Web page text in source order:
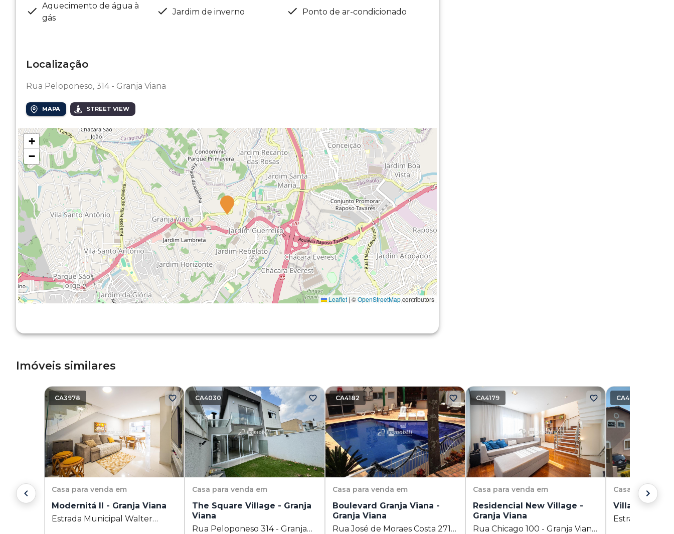
Aquecimento de água à
gás
Jardim de inverno Ponto de ar-condicionado
Localização
Rua Peloponeso, 314 - Granja Viana
MAPA STREET VIEW
+
−
Leaflet | ©OpenStreetMapcontributors
Imóveis similares
CA3978
Casa para venda em
Modernitá II - Granja Viana
Estrada Municipal Walter
CA4030
Casa para venda em
The Square Village - Granja
Viana
Rua Peloponeso 314 - Granja
CA4182
Casa para venda em
Boulevard Granja Viana -
Granja Viana
Rua José de Moraes Costa 271 -
CA4179
Casa para venda em
Residencial New Village -
Granja Viana
Rua Chicago 100 - Granja Viana
CA4000
Casa para
Villa Inglesa -
Estrada Aldeia